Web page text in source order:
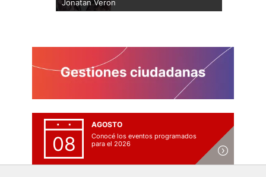
Jonatan Veron
08
AGOSTO
Conocé los eventos programados
para el 2026